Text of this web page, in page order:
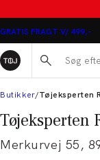
GRATIS FRAGT V/ 499,-
Søg her...
Butikker Tøjeksperten
Tøjeksperten
Merkurvej 55,